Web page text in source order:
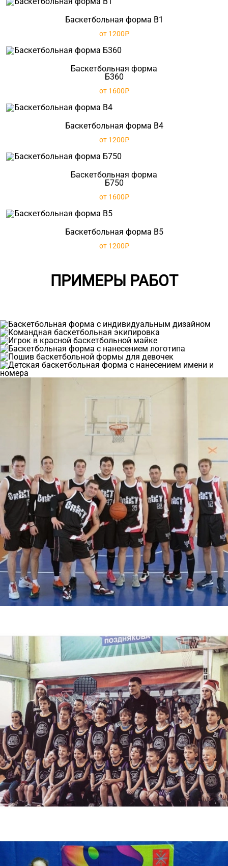
Баскетбольная форма B1
от 1200₽
Баскетбольная форма
Б360
от 1600₽
Баскетбольная форма B4
от 1200₽
Баскетбольная форма
Б750
от 1600₽
Баскетбольная форма B5
от 1200₽
ПРИМЕРЫ РАБОТ